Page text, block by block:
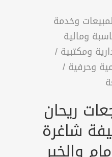
وخدمة
ومالية
ومكتبية /
وحرفية /
ريحان
وظيفة شاغرة